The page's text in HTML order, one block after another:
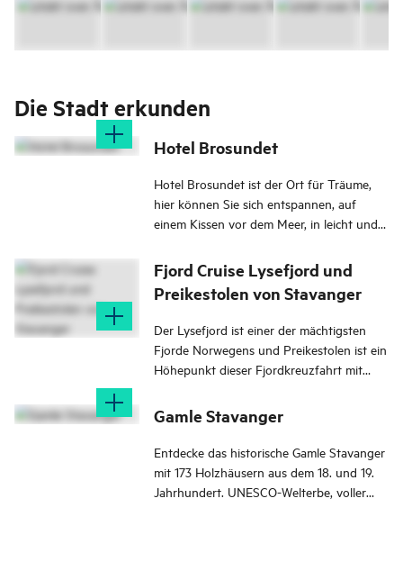
Die Stadt erkunden
Hotel Brosundet
Hotel Brosundet ist der Ort für Träume,
hier können Sie sich entspannen, auf
einem Kissen vor dem Meer, in leicht und
Fjord Cruise Lysefjord und
Preikestolen von Stavanger
Der Lysefjord ist einer der mächtigsten
Fjorde Norwegens und Preikestolen ist ein
Höhepunkt dieser Fjordkreuzfahrt mit
Gamle Stavanger
Entdecke das historische Gamle Stavanger
mit 173 Holzhäusern aus dem 18. und 19.
Jahrhundert. UNESCO-Welterbe, voller